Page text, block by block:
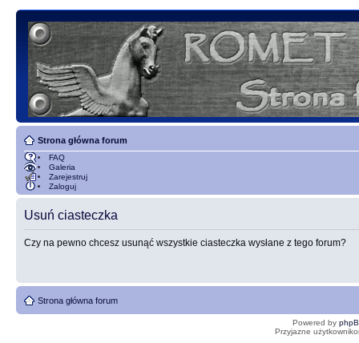
Strona główna forum
FAQ
Galeria
Zarejestruj
Zaloguj
Usuń ciasteczka
Czy na pewno chcesz usunąć wszystkie ciasteczka wysłane z tego forum?
Strona główna forum
Powered by
Przyjazne